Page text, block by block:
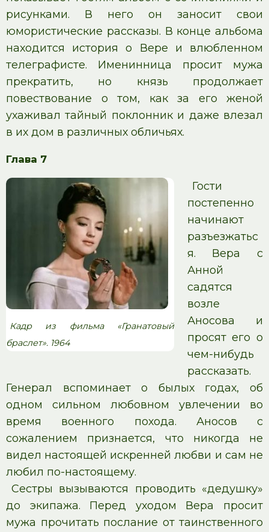
рисунками. В него он заносит свои
юмористические рассказы. В конце альбома
находится история о Вере и влюбленном
телеграфисте. Именинница просит мужа
прекратить, но князь продолжает
повествование о том, как за его женой
ухаживал тайный поклонник и даже влезал
в их дом в различных обличьях.
Глава 7
Кадр из фильма «Гранатовый
браслет». 1964
Гости
постепенно
начинают
разъезжатьс
я. Вера с
Анной
садятся
возле
Аносова и
просят его о
чем-нибудь
рассказать.
Генерал вспоминает о былых годах, об
одном сильном любовном увлечении во
время военного похода. Аносов с
сожалением признается, что никогда не
видел настоящей искренней любви и сам не
любил по-настоящему.
Сестры вызываются проводить «дедушку»
до экипажа. Перед уходом Вера просит
мужа прочитать послание от таинственного